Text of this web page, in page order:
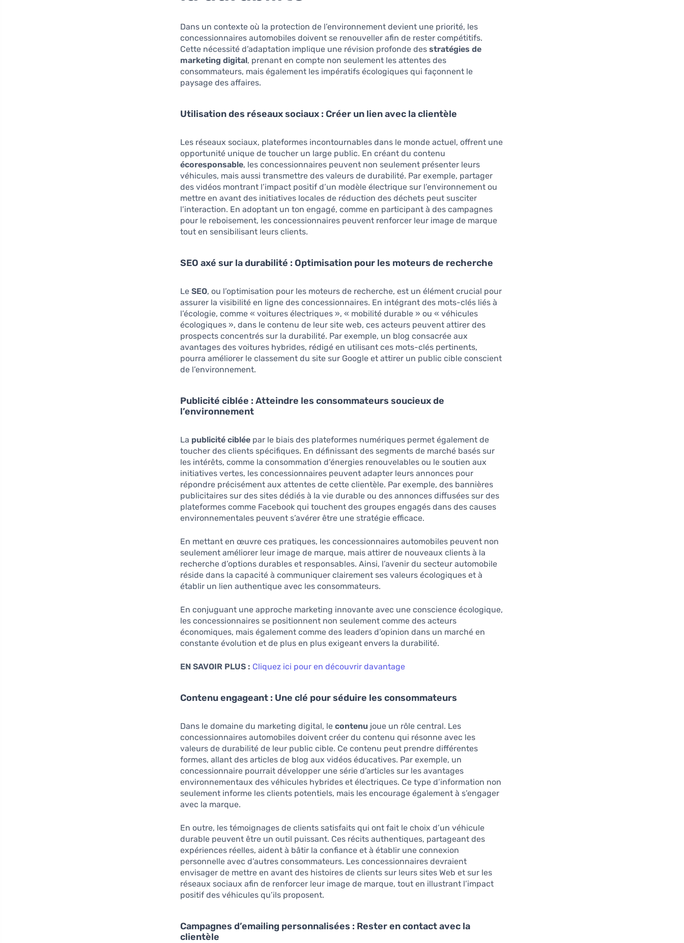
Dans un contexte où la protection de l’environnement devient une priorité, les
concessionnaires automobiles doivent se renouveller afin de rester compétitifs.
Cette nécessité d’adaptation implique une révision profonde desstratégies de
marketing digital, prenant en compte non seulement les attentes des
consommateurs, mais également les impératifs écologiques qui façonnent le
paysage des affaires.
Utilisation des réseaux sociaux : Créer un lien avec la clientèle
Les réseaux sociaux, plateformes incontournables dans le monde actuel, offrent une
opportunité unique de toucher un large public. En créant du contenu
écoresponsable, les concessionnaires peuvent non seulement présenter leurs
véhicules, mais aussi transmettre des valeurs de durabilité. Par exemple, partager
des vidéos montrant l’impact positif d’un modèle électrique sur l’environnement ou
mettre en avant des initiatives locales de réduction des déchets peut susciter
l’interaction. En adoptant un ton engagé, comme en participant à des campagnes
pour le reboisement, les concessionnaires peuvent renforcer leur image de marque
tout en sensibilisant leurs clients.
SEO axé sur la durabilité : Optimisation pour les moteurs de recherche
LeSEO, ou l’optimisation pour les moteurs de recherche, est un élément crucial pour
assurer la visibilité en ligne des concessionnaires. En intégrant des mots-clés liés à
l’écologie, comme « voitures électriques », « mobilité durable » ou « véhicules
écologiques », dans le contenu de leur site web, ces acteurs peuvent attirer des
prospects concentrés sur la durabilité. Par exemple, un blog consacrée aux
avantages des voitures hybrides, rédigé en utilisant ces mots-clés pertinents,
pourra améliorer le classement du site sur Google et attirer un public cible conscient
de l’environnement.
Publicité ciblée : Atteindre les consommateurs soucieux de
l’environnement
La publicité ciblée par le biais des plateformes numériques permet également de
toucher des clients spécifiques. En définissant des segments de marché basés sur
les intérêts, comme la consommation d’énergies renouvelables ou le soutien aux
initiatives vertes, les concessionnaires peuvent adapter leurs annonces pour
répondre précisément aux attentes de cette clientèle. Par exemple, des bannières
publicitaires sur des sites dédiés à la vie durable ou des annonces diffusées sur des
plateformes comme Facebook qui touchent des groupes engagés dans des causes
environnementales peuvent s’avérer être une stratégie efficace.
En mettant en œuvre ces pratiques, les concessionnaires automobiles peuvent non
seulement améliorer leur image de marque, mais attirer de nouveaux clients à la
recherche d’options durables et responsables. Ainsi, l’avenir du secteur automobile
réside dans la capacité à communiquer clairement ses valeurs écologiques et à
établir un lien authentique avec les consommateurs.
En conjuguant une approche marketing innovante avec une conscience écologique,
les concessionnaires se positionnent non seulement comme des acteurs
économiques, mais également comme des leaders d’opinion dans un marché en
constante évolution et de plus en plus exigeant envers la durabilité.
EN SAVOIR PLUS : Cliquez ici pour en découvrir davantage
Contenu engageant : Une clé pour séduire les consommateurs
Dans le domaine du marketing digital, lecontenu joue un rôle central. Les
concessionnaires automobiles doivent créer du contenu qui résonne avec les
valeurs de durabilité de leur public cible. Ce contenu peut prendre différentes
formes, allant des articles de blog aux vidéos éducatives. Par exemple, un
concessionnaire pourrait développer une série d’articles sur les avantages
environnementaux des véhicules hybrides et électriques. Ce type d’information non
seulement informe les clients potentiels, mais les encourage également à s’engager
avec la marque.
En outre, les témoignages de clients satisfaits qui ont fait le choix d’un véhicule
durable peuvent être un outil puissant. Ces récits authentiques, partageant des
expériences réelles, aident à bâtir la confiance et à établir une connexion
personnelle avec d’autres consommateurs. Les concessionnaires devraient
envisager de mettre en avant des histoires de clients sur leurs sites Web et sur les
réseaux sociaux afin de renforcer leur image de marque, tout en illustrant l’impact
positif des véhicules qu’ils proposent.
Campagnes d’emailing personnalisées : Rester en contact avec la
clientèle